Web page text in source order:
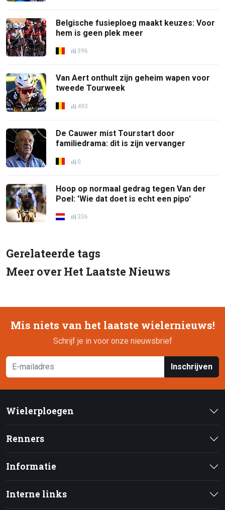
Belgische fusieploeg maakt keuzes: Voor
hem is geen plek meer
396
Van Aert onthult zijn geheim wapen voor
tweede Tourweek
493
De Cauwer mist Tourstart door
familiedrama: dit is zijn vervanger
0
Hoop op normaal gedrag tegen Van der
Poel: 'Wie dat doet is echt een pipo'
336
Gerelateerde tags
Meer over Het Laatste Nieuws
Mis niets van het laatste wielernieuws!
Schrijf je in voor onze nieuwsbrief
Inschrijven
Wielerploegen
Renners
Informatie
Interne links